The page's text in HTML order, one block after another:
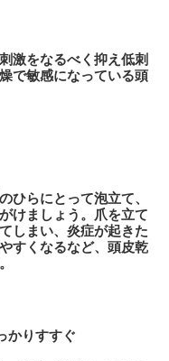
激をなるべく抑え低刺
で敏感になっている頭
ひらにとって泡立て、
けましょう。爪を立て
しまい、炎症が起きた
すくなるなど、頭皮乾
かりすすぐ